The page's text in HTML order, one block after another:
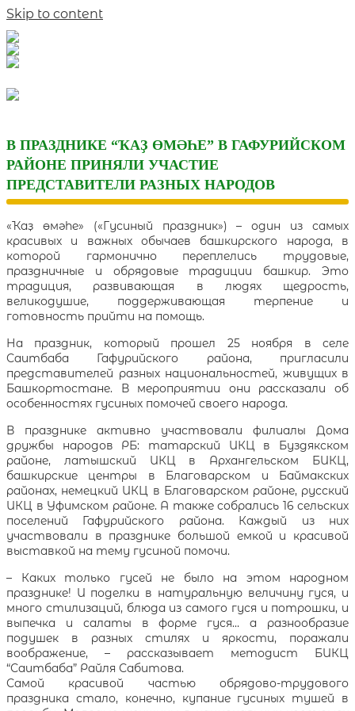
Skip to content
В ПРАЗДНИКЕ “ҠАҘ ӨМӘҺЕ” В ГАФУРИЙСКОМ
РАЙОНЕ ПРИНЯЛИ УЧАСТИЕ
ПРЕДСТАВИТЕЛИ РАЗНЫХ НАРОДОВ
«Ҡаҙ өмәһе» («Гусиный праздник») – один из самых
красивых и важных обычаев башкирского народа, в
которой гармонично переплелись трудовые,
праздничные и обрядовые традиции башкир. Это
традиция, развивающая в людях щедрость,
великодушие, поддерживающая терпение и
готовность прийти на помощь.
На праздник, который прошел 25 ноября в селе
Саитбаба Гафурийского района, пригласили
представителей разных национальностей, живущих в
Башкортостане. В мероприятии они рассказали об
особенностях гусиных помочей своего народа.
В празднике активно участвовали филиалы Дома
дружбы народов РБ: татарский ИКЦ в Буздякском
районе, латышский ИКЦ в Архангельском БИКЦ,
башкирские центры в Благоварском и Баймакских
районах, немецкий ИКЦ в Благоварском районе, русский
ИКЦ в Уфимском районе. А также собрались 16 сельских
поселений Гафурийского района. Каждый из них
участвовали в празднике большой емкой и красивой
выставкой на тему гусиной помочи.
– Каких только гусей не было на этом народном
празднике! И поделки в натуральную величину гуся, и
много стилизаций, блюда из самого гуся и потрошки, и
выпечка и салаты в форме гуся… а разнообразие
подушек в разных стилях и яркости, поражали
воображение, – рассказывает методист БИКЦ
“Саитбаба” Райля Сабитова.
Самой красивой частью обрядово-трудового
праздника стало, конечно, купание гусиных тушей в